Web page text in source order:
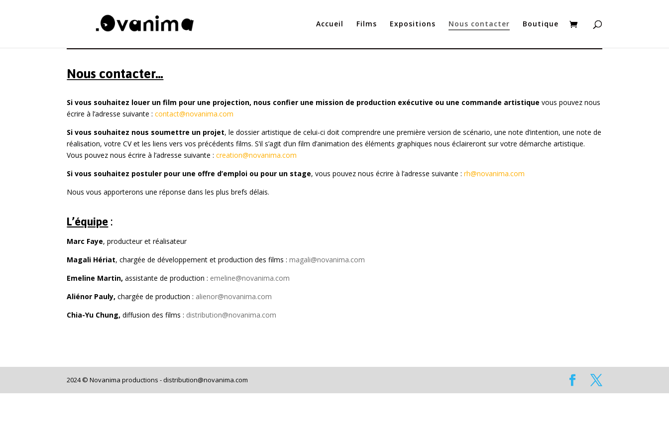
Accueil Films Expositions Nous contacter Boutique
Nous contacter…
Si vous souhaitez louer un film pour une projection, nous confier une mission de production exécutive ou une commande artistiquevous pouvez nous
écrire à l’adresse suivante :contact@novanima.com
Si vous souhaitez nous soumettre un projet, le dossier artistique de celui-ci doit comprendre une première version de scénario, une note d’intention, une note de
réalisation, votre CV et les liens vers vos précédents films. S’il s’agit d’un film d’animation des éléments graphiques nous éclaireront sur votre démarche artistique.
Vous pouvez nous écrire à l’adresse suivante :creation@novanima.com
Si vous souhaitez postuler pour une offre d’emploi ou pour un stage, vous pouvez nous écrire à l’adresse suivante : rh@novanima.com
Nous vous apporterons une réponse dans les plus brefs délais.
L’équipe :
Marc Faye, producteur et réalisateur
Magali Hériat, chargée de développement et production des films :magali@novanima.com
Emeline Martin, assistante de production : emeline@novanima.com
Aliénor Pauly,chargée de production : alienor@novanima.com
Chia-Yu Chung,diffusion des films : distribution@novanima.com
2024 © Novanima productions - distribution@novanima.com